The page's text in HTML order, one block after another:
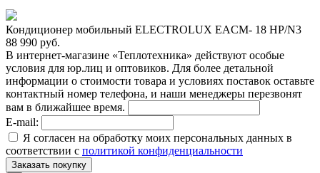
Кондиционер мобильный ELECTROLUX EACM- 18 НP/N3
88 990 руб.
В интернет-магазине «Теплотехника» действуют особые
условия для юр.лиц и оптовиков. Для более детальной
информации о стоимости товара и условиях поставок оставьте
контактный номер телефона, и наши менеджеры перезвонят
вам в ближайшее время.
E-mail:
Я согласен на обработку моих персональных данных в
соответствии с политикой конфиденциальности
Заказать покупку